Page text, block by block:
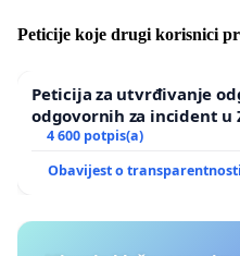
Peticije koje drugi korisnici
Peticija za utvrđivanje
odgovornih za incident u
Zagreba
4 600 potpis(a)
Obavijest o transparentnosti